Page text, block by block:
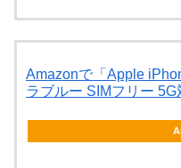
Amazonで「Apple
ラブルー SIMフリー